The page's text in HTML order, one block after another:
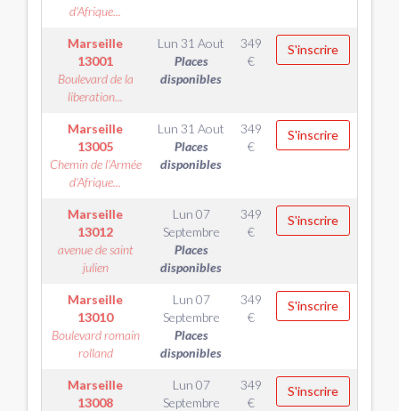
d'Afrique...
Marseille
13001
Boulevard de la
liberation...
Lun 31 Aout
Places
disponibles
349
€
S'inscrire
Marseille
13005
Chemin de l'Armée
d'Afrique...
Lun 31 Aout
Places
disponibles
349
€
S'inscrire
Marseille
13012
avenue de saint
julien
Lun 07
Septembre
Places
disponibles
349
€
S'inscrire
Marseille
13010
Boulevard romain
rolland
Lun 07
Septembre
Places
disponibles
349
€
S'inscrire
Marseille
13008
Lun 07
Septembre
349
€
S'inscrire